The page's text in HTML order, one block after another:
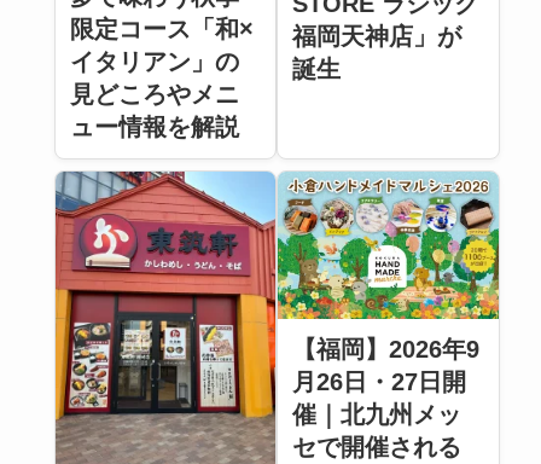
限定コース「和×
イタリアン」の
見どころやメニ
ュー情報を解説
福岡天神店」が
誕生
【福岡】2026年9
月26日・27日開
催｜北九州メッ
セで開催される